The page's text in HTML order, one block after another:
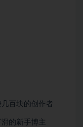
几百块的创作者
的新手博主